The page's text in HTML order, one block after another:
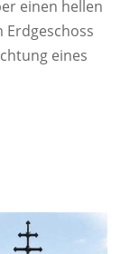
einen hellen
Erdgeschoss
eines